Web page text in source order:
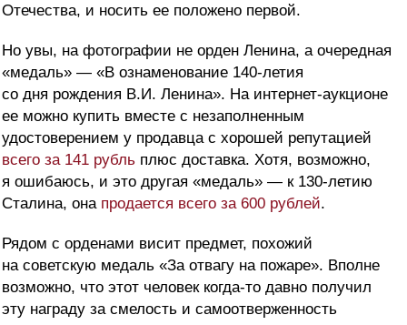
Отечества, и носить ее положено первой.
Но увы, на фотографии не орден Ленина, а очередная
«медаль» — «В ознаменование 140-летия
со дня рождения В.И. Ленина». На интернет-аукционе
ее можно купить вместе с незаполненным
удостоверением у продавца с хорошей репутацией
всего за 141 рубль плюс доставка. Хотя, возможно,
я ошибаюсь, и это другая «медаль» — к 130-летию
Сталина, она продается всего за 600 рублей.
Рядом с орденами висит предмет, похожий
на советскую медаль «За отвагу на пожаре». Вполне
возможно, что этот человек когда-то давно получил
эту награду за смелость и самоотверженность